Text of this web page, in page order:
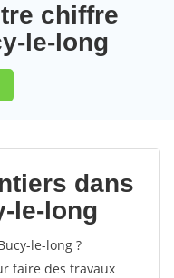
chiffre
le-long
dans
le-long
le-long ?
faire des travaux